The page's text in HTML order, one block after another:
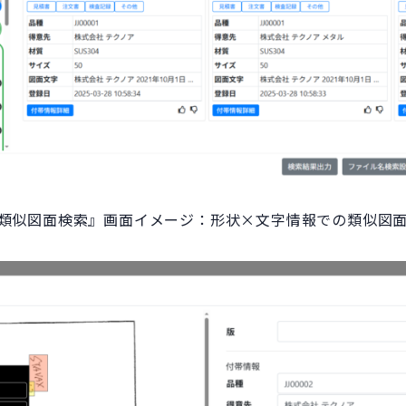
似図面検索』画面イメージ：形状×文字情報での類似図